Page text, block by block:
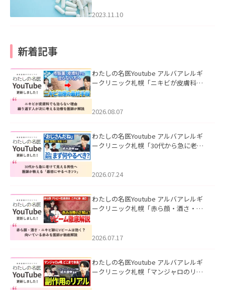
2023.11.10
新着記事
わたしの名医Youtube アルバアレルギ
ークリニック札幌「ニキビが皮膚科で
ました。
2026.08.07
わたしの名医Youtube アルバアレルギ
ークリニック札幌「30代から急に老け
た。
2026.07.24
わたしの名医Youtube アルバアレルギ
ークリニック札幌「赤ら顔・酒さ・ニ
した。
2026.07.17
わたしの名医Youtube アルバアレルギ
ークリニック札幌「マンジャロのリア